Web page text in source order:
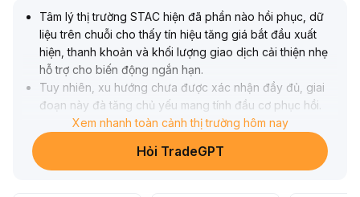
Tâm lý thị trường STAC hiện đã phần nào hồi phục, dữ
liệu trên chuỗi cho thấy tín hiệu tăng giá bắt đầu xuất
hiện, thanh khoản và khối lượng giao dịch cải thiện nhẹ
hỗ trợ cho biến động ngắn hạn.
Tuy nhiên, xu hướng chưa được xác nhận đầy đủ, giai
đoạn này đà tăng chủ yếu mang tính đầu cơ phục hồi
Về giao dịch, đề xuất chú ý đến việc phá vỡ các mức
kháng cự quan trọng kết hợp với khối lượng giao dịch,
giữ vị thế nhỏ trước khi xác nhận, đặt điểm cắt lỗ rõ ràng
Xem nhanh toàn cảnh thị trường hôm nay
Hỏi TradeGPT